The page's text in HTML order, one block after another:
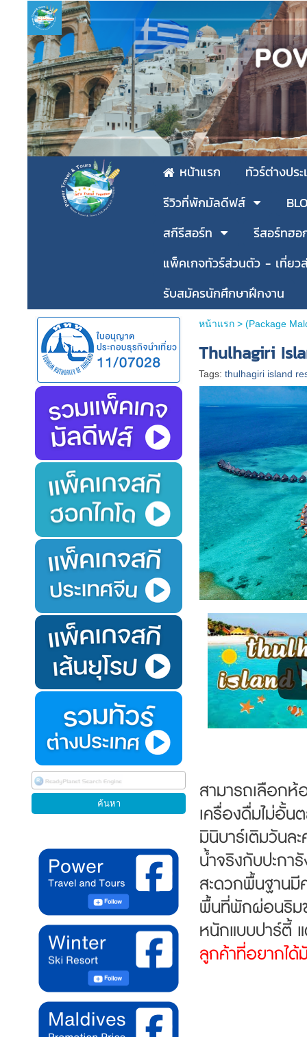
หน้าแรก
ทัวร์ต่างปร
รีวิวที่พักมัลดีฟส์
สกีรีสอร์ท
รีสอร์ทฮอ
แพ็คเกจทัวร์ส่วนตัว - เที่ยว
รับสมัครนักศึกษาฝึกงาน
หน้าแรก> (Package
Thulhagiri
Tags:thulhagiri island
สามารถเลือกห้
เครื่องดื่มไม่อั้น
มินิบาร์เติมวันล
น้ำจริงกับปะกา
สะดวกพื้นฐานมี
พื้นที่พักผ่อนริมช
หนักแบบปาร์ตี้
ลูกค้าที่อยากไ